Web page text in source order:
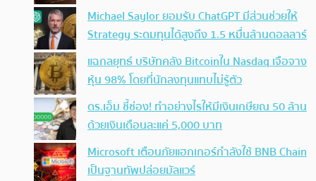
Michael Saylor ยอมรับ ChatGPT มีส่วนช่วยให้
Strategy ระดมทุนได้สูงถึง 1.5 หมื่นล้านดอลลาร์
แฉกลยุทธ์ บริษัทคลัง Bitcoinใน Nasdaq เจือจาง
หุ้น 98% โดยที่นักลงทุนแทบไม่รู้ตัว
ดร.เอ็ม ชี้ช่อง! ทำอย่างไรให้มีเงินเกษียณ 50 ล้าน
ด้วยเงินเดือนละแค่ 5,000 บาท
Microsoft เตือนภัยแฮกเกอร์กำลังใช้ BNB Chain
เป็นฐานทัพปล่อยมัลแวร์